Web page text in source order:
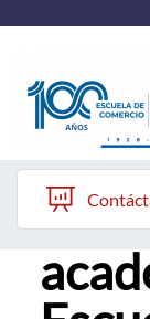
Quiénes somos
Vinculación con el
Formación